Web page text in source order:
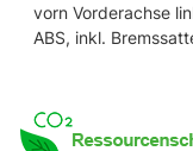
vorn Vorderachse
ABS, inkl.